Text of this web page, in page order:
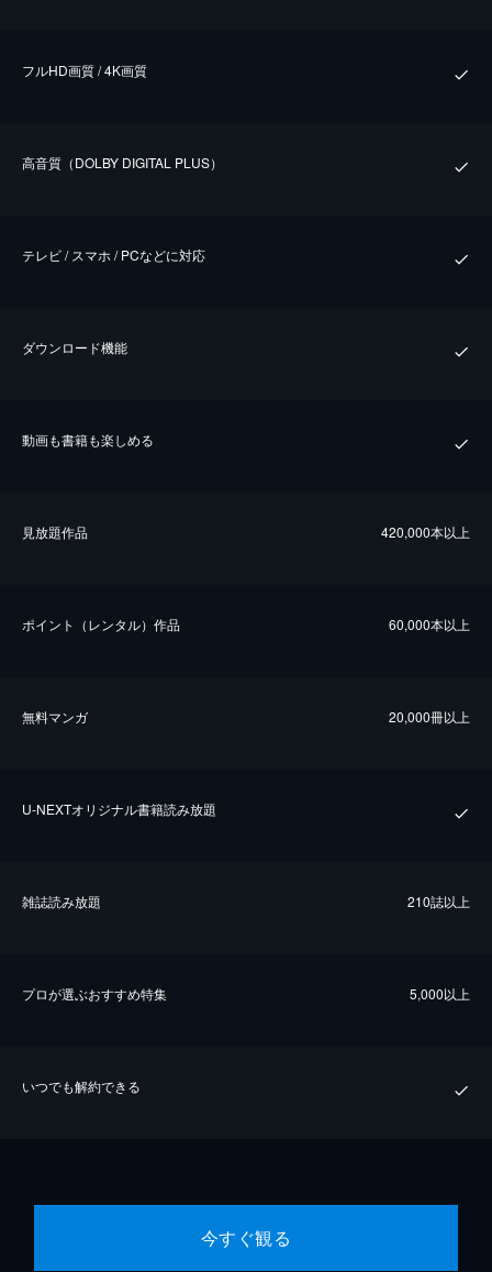
フルHD画質 / 4K画質
⾼⾳質（DOLBY DIGITAL PLUS）
テレビ / スマホ / PCなどに対応
ダウンロード機能
動画も書籍も楽しめる
⾒放題作品 420,000本以上
ポイント（レンタル）作品 60,000本以上
無料マンガ 20,000冊以上
U-NEXTオリジナル書籍読み放題
雑誌読み放題 210誌以上
プロが選ぶおすすめ特集 5,000以上
いつでも解約できる
今すぐ観る